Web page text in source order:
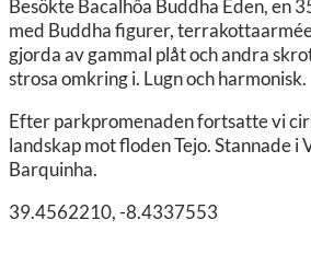
Besökte Bacalhôa Buddha Eden, en
med Buddha figurer,
gjorda av gammal plåt och andra
strosa omkring i. Lugn och harmonisk.
Efter parkpromenaden fortsatte vi
landskap mot floden Tejo. Stannade i
Barquinha.
39.4562210, -8.4337553